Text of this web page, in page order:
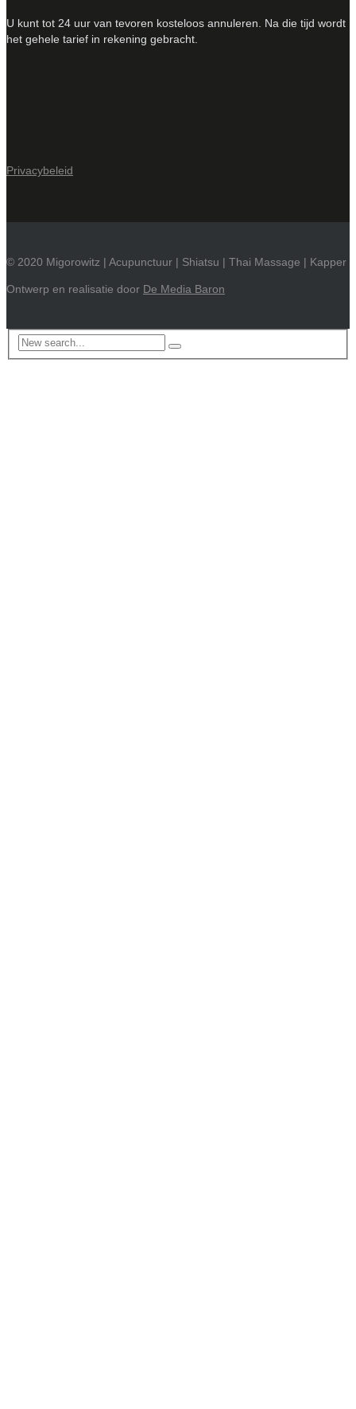
U kunt tot 24 uur van tevoren kosteloos annuleren. Na die tijd wordt
het gehele tarief in rekening gebracht.
Privacybeleid
© 2020 Migorowitz | Acupunctuur | Shiatsu | Thai Massage | Kapper
Ontwerp en realisatie door De Media Baron